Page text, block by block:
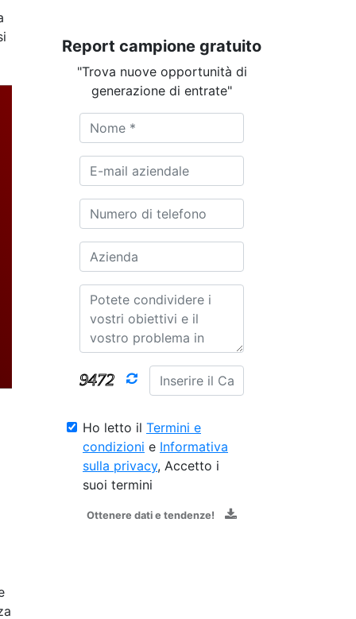
Report campione gratuito
"Trova nuove opportunità di
generazione di entrate"
Ho letto il Termini e
condizioni e Informativa
sulla privacy, Accetto i
suoi termini
Ottenere dati e tendenze!